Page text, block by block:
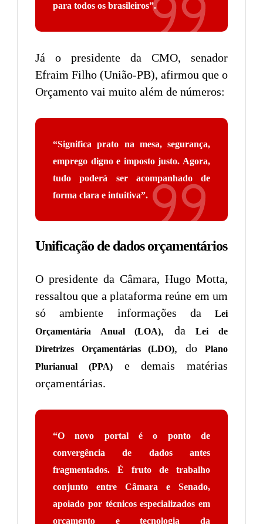
para todos os brasileiros”.
Já o presidente da CMO, senador
Efraim Filho (União-PB), afirmou que o
Orçamento vai muito além de números:
“Significa prato na mesa, segurança,
emprego digno e imposto justo. Agora,
tudo poderá ser acompanhado de
forma clara e intuitiva”.
Unificação de dados orçamentários
O presidente da Câmara, Hugo Motta,
ressaltou que a plataforma reúne em um
só ambiente informações da
Lei
Orçamentária Anual (LOA), daLei de
Diretrizes Orçamentárias (LDO), do
Plano
Plurianual (PPA)e demais matérias
orçamentárias.
“O novo portal é o ponto de
convergência de dados antes
fragmentados. É fruto de trabalho
conjunto entre Câmara e Senado,
apoiado por técnicos especializados em
orçamento e tecnologia da